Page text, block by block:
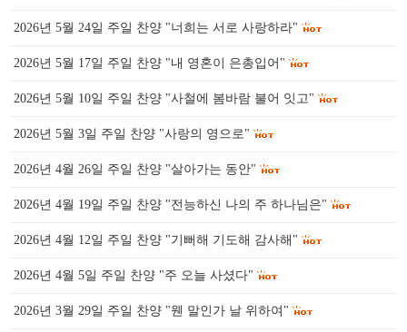
2026년 5월 24일 주일 찬양 "너희는 서로 사랑하라"
2026년 5월 17일 주일 찬양 "내 영혼이 은총입어"
2026년 5월 10일 주일 찬양 "사철에 봄바람 불어 잇고"
2026년 5월 3일 주일 찬양 "사랑의 영으로"
2026년 4월 26일 주일 찬양 "살아가는 동안"
2026년 4월 19일 주일 찬양 "전능하신 나의 주 하나님은"
2026년 4월 12일 주일 찬양 "기뻐해 기도해 감사해"
2026년 4월 5일 주일 찬양 "주 오늘 사셨다"
2026년 3월 29일 주일 찬양 "웬 말인가 날 위하여"